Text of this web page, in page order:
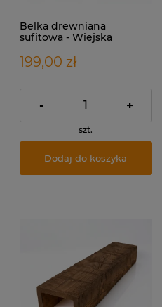
Belka drewniana
sufitowa - Wiejska
199,00 zł
- +
szt.
Dodaj do koszyka